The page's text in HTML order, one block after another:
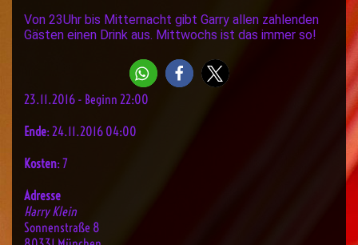
Von 23Uhr bis Mitternacht gibt Garry allen zahlenden
Gästen einen Drink aus. Mittwochs ist das immer so!
23.11.2016 - Beginn 22:00
Ende: 24.11.2016 04:00
Kosten: 7
Adresse
Harry Klein
Sonnenstraße 8